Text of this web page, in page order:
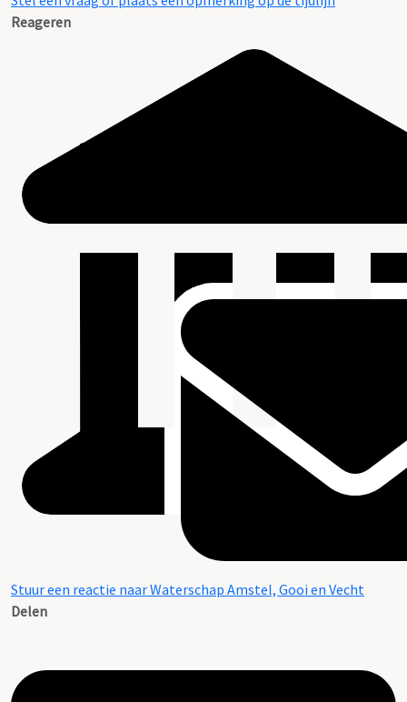
Reageren
Stuur een reactie naar Waterschap Amstel, Gooi en Vecht
Delen